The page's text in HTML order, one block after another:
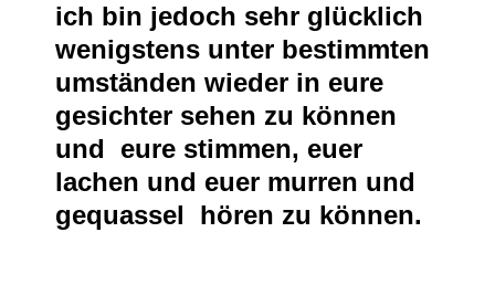
ich bin jedoch sehr glücklich
wenigstens unter bestimmten
umständen wieder in eure
gesichter sehen zu können
und eure stimmen, euer
lachen und euer murren und
gequassel hören zu können.